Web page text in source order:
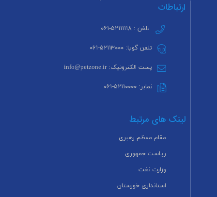
ارتباطات
تلفن : ۵۲۱۱۱۱۱۸-۰۶۱
تلفن گویا: ۵۲۱۱۳۰۰۰-۰۶۱
پست الکترونیک: info@petzone.ir
نمابر: ۵۲۱۱۰۰۰۰-۰۶۱
لینک های مرتبط
مقام معظم رهبری
ریاست جمهوری
وزارت نفت
استانداری خوزستان